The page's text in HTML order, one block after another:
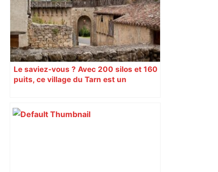
Michel à Toulouse.
Le saviez-vous ? Avec 200 silos et 160
puits, ce village du Tarn est un